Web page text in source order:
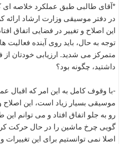
*آقای طالبی طبق عملکرد خلاصه ای
در دفتر موسیقی وزارت ارشاد ارائه
این اصلاح و تغییر در فضایی اتفاق
توجه به حال، باید روی آینده
متمرکز می شدید. ارزیابی خودتان از
داشتید، چگونه بود؟
-با وقوف کامل به این امر که اقبال
موسیقی بسیار زیاد است، این اصلاح
رو به جلو اتفاق افتاد و می توانم این
گویی چرخ ماشین را در حال حرکت
اصلا نمی توانستیم برای این تغییرات